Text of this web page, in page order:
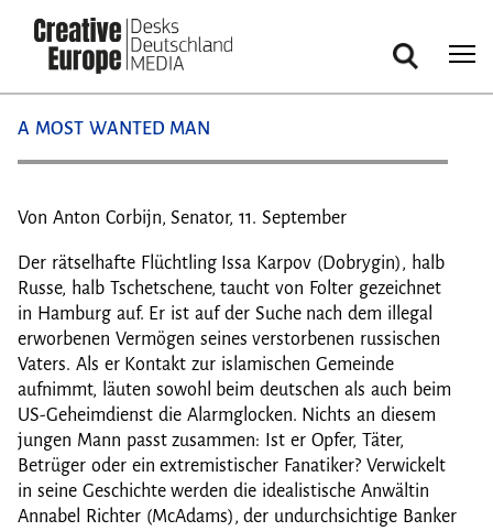
zum
Inhalt
Suche
A MOST WANTED MAN
Von Anton Corbijn, Senator, 11. September
Der rätselhafte Flüchtling Issa Karpov (Dobrygin), halb
Russe, halb Tschetschene, taucht von Folter gezeichnet
in Hamburg auf. Er ist auf der Suche nach dem illegal
erworbenen Vermögen seines verstorbenen russischen
Vaters. Als er Kontakt zur islamischen Gemeinde
aufnimmt, läuten sowohl beim deutschen als auch beim
US-Geheimdienst die Alarmglocken. Nichts an diesem
jungen Mann passt zusammen: Ist er Opfer, Täter,
Betrüger oder ein extremistischer Fanatiker? Verwickelt
in seine Geschichte werden die idealistische Anwältin
Annabel Richter (McAdams), der undurchsichtige Banker